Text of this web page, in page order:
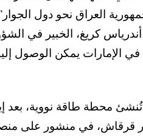
العراق نحو دول
كريغ، الخبير في
في الإمارات يمكن الوصول
محطة طاقة نووية، بعد
قرقاش، في منشور على